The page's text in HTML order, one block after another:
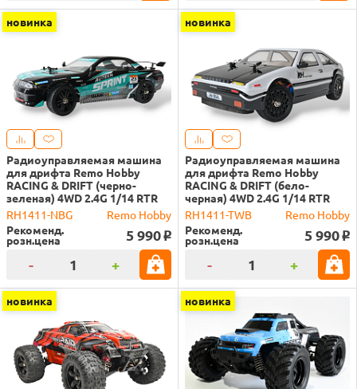
новинка
Радиоуправляемая машина
для дрифта Remo Hobby
RACING & DRIFT (черно-
зеленая) 4WD 2.4G 1/14 RTR
RH1411-NBG
Remo Hobby
Рекоменд.
розн.цена 5 990 o
- +
новинка
Радиоуправляемая машина
для дрифта Remo Hobby
RACING & DRIFT (бело-
черная) 4WD 2.4G 1/14 RTR
RH1411-TWB
Remo Hobby
Рекоменд.
розн.цена 5 990 o
- +
новинка новинка